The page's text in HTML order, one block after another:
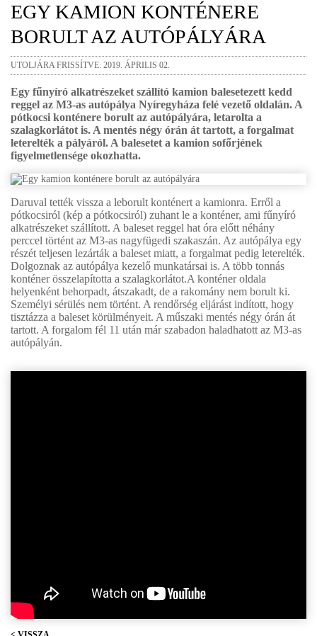
EGY KAMION KONTÉNERE
BORULT AZ AUTÓPÁLYÁRA
UTOLJÁRA FRISSÍTVE: 2019. ÁPRILIS 02.
Egy fűnyíró alkatrészeket szállító kamion balesetezett kedd
reggel az M3-as autópálya Nyíregyháza felé vezető oldalán. A
pótkocsi konténere borult az autópályára, letarolta a
szalagkorlátot is. A mentés négy órán át tartott, a forgalmat
leterelték a pályáról. A balesetet a kamion sofőrjének
figyelmetlensége okozhatta.
Daruval tették vissza a leborult konténert a kamionra. Erről a
pótkocsiról (kép a pótkocsiról) zuhant le a konténer, ami fűnyíró
alkatrészeket szállított. A baleset reggel hat óra előtt néhány
perccel történt az M3-as nagyfügedi szakaszán. Az autópálya egy
részét teljesen lezárták a baleset miatt, a forgalmat pedig leterelték.
Dolgoznak az autópálya kezelő munkatársai is. A több tonnás
konténer összelapította a szalagkorlátot.A konténer oldala
helyenként behorpadt, átszakadt, de a rakomány nem borult ki.
Személyi sérülés nem történt. A rendőrség eljárást indított, hogy
tisztázza a baleset körülményeit. A műszaki mentés négy órán át
tartott. A forgalom fél 11 után már szabadon haladhatott az M3-as
autópályán.